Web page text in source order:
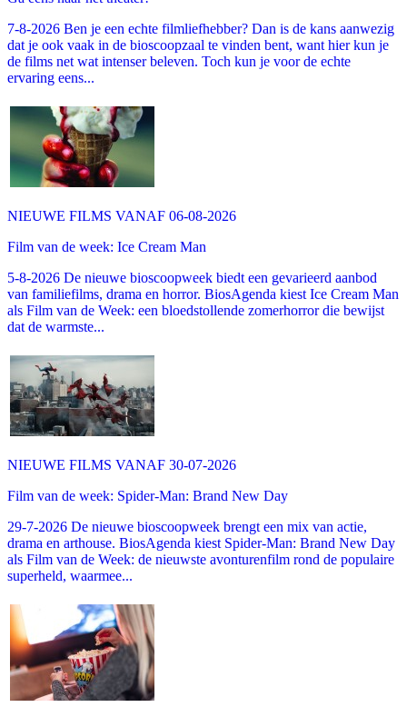
7-8-2026 Ben je een echte filmliefhebber? Dan is de kans aanwezig
dat je ook vaak in de bioscoopzaal te vinden bent, want hier kun je
de films net wat intenser beleven. Toch kun je voor de echte
ervaring eens...
NIEUWE FILMS VANAF 06-08-2026
Film van de week: Ice Cream Man
5-8-2026 De nieuwe bioscoopweek biedt een gevarieerd aanbod
van familiefilms, drama en horror. BiosAgenda kiest Ice Cream Man
als Film van de Week: een bloedstollende zomerhorror die bewijst
dat de warmste...
NIEUWE FILMS VANAF 30-07-2026
Film van de week: Spider-Man: Brand New Day
29-7-2026 De nieuwe bioscoopweek brengt een mix van actie,
drama en arthouse. BiosAgenda kiest Spider-Man: Brand New Day
als Film van de Week: de nieuwste avonturenfilm rond de populaire
superheld, waarmee...